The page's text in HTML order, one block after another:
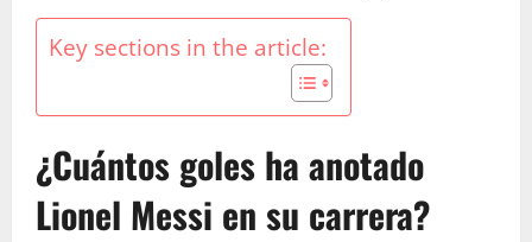
Key sections in the article:
¿Cuántos goles ha anotado
Lionel Messi en su carrera?